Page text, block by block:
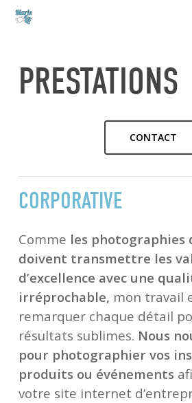
Skip
PRESTATIONS
CONTACT
CORPORATIVE
Comme les photographies
doivent transmettre les
d’excellence avec une
irréprochable, mon travail
remarquer chaque détail
résultats sublimes. Nous
pour photographier vos
produits ou événements
votre site internet